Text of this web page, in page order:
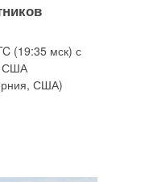
(19:35 мск) с
США
США)